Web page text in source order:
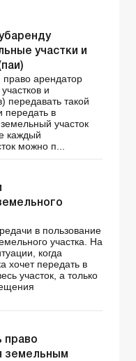
участки и
право арендатор
и
передавать такой
передать в
участок
каждый
можно п...
в пользование
участка. На
когда
хочет передать в
участок, а только
право
земельным